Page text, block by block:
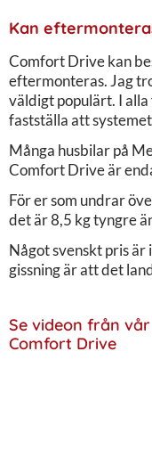
Kan
Comfort Drive kan
eftermonteras. Jag
väldigt populärt. I
fastställa att
Många husbilar på
Comfort Drive är
För er som undrar
det är 8,5 kg tyngre
Något svenskt pris
gissning är att det
Se videon från
Comfort Drive